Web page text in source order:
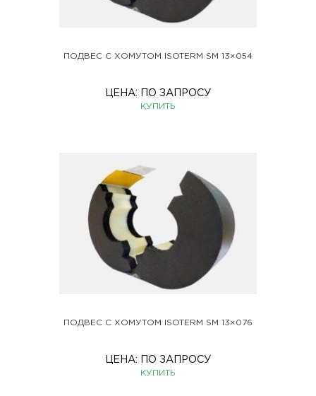
ПОДВЕС С ХОМУТОМ ISOTERM SM 13×054
ЦЕНА: ПО ЗАПРОСУ
КУПИТЬ
ПОДВЕС С ХОМУТОМ ISOTERM SM 13×076
ЦЕНА: ПО ЗАПРОСУ
КУПИТЬ